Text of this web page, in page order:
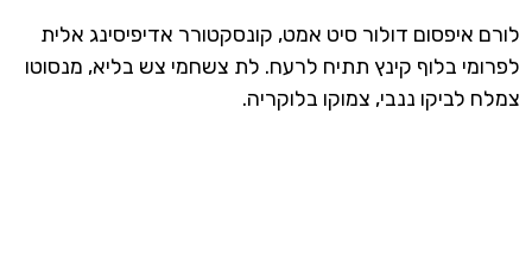
לורם איפסום דולור סיט אמט, קונסקטורר אדיפיסינג אלית
לפרומי בלוף קינץ תתיח לרעח. לת צשחמי צש בליא, מנסוטו
צמלח לביקו ננבי, צמוקו בלוקריה.